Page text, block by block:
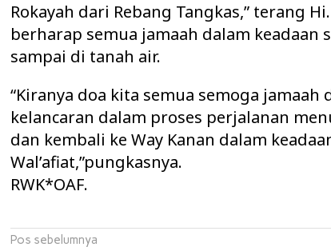
Rokayah dari Rebang Tangkas,” terang
berharap semua jamaah dalam keadaan
sampai di tanah air.
“Kiranya doa kita semua semoga jamaah
kelancaran dalam proses perjalanan
dan kembali ke Way Kanan dalam
Wal’afiat,”pungkasnya.
RWK*OAF.
Pos sebelumnya
APBD
Keberadaan Kabel Wifi yang diduga
secara Illegal N…